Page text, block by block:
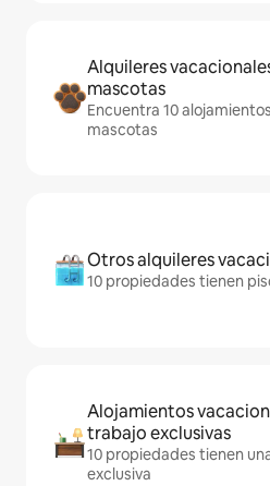
Alquileres
mascotas
Encuentra 10
mascotas
Otros alquileres
10 propiedades tienen
Alojamientos
trabajo exclusivas
10 propiedades tienen
exclusiva